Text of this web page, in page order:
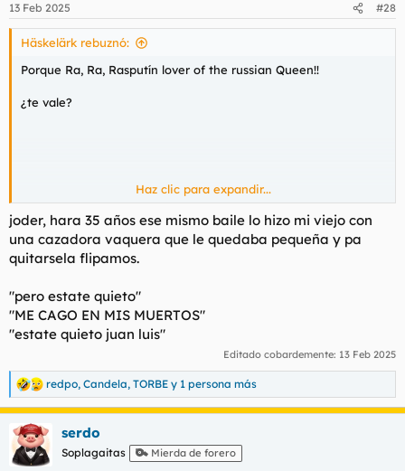
e
s
13 Feb 2025 #28
Häskelärk rebuznó:
Porque Ra, Ra, Rasputín lover of the russian Queen!!
¿te vale?
Haz clic para expandir...
joder, hara 35 años ese mismo baile lo hizo mi viejo con
una cazadora vaquera que le quedaba pequeña y pa
quitarsela flipamos.
"pero estate quieto"
"ME CAGO EN MIS MUERTOS"
"estate quieto juan luis"
Editado cobardemente: 13 Feb 2025
R
e
a
c
c
i
redpo, Candela, TORBE y 1 persona más
serdo
Soplagaitas Mierda de forero